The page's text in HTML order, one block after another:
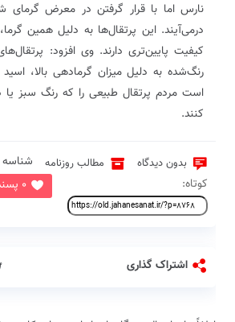
نارس اما با قرار گرفتن در معرض گرمای
درمی‌آیند. این پرتقال‌ها به دلیل همین
کیفیت پایین‌تری دارند. وی افزود:
رنگ‌شده به دلیل میزان گرمادهی بالا، اسید
است مردم پرتقال طبیعی را که رنگ سبز یا
کنند.
بدون دیدگاه مطالب روزنامه
0 پسند
شناسه
کوتاه:
اشتراک گذاری